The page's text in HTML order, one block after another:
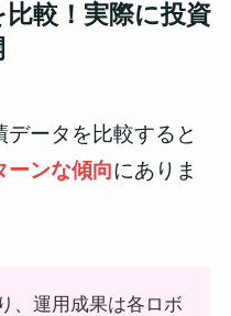
較！実際に投資
ータを比較すると
ーンな傾向にありま
、運用成果は各ロボ